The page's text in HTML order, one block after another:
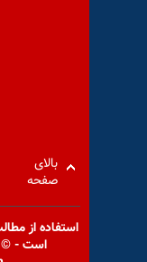
بالای
صفحه
استفاده از